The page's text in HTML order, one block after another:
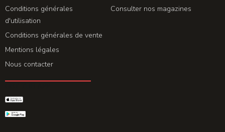
Conditions générales
d'utilisation
Conditions générales de vente
Mentions légales
Nous contacter
Consulter nos magazines